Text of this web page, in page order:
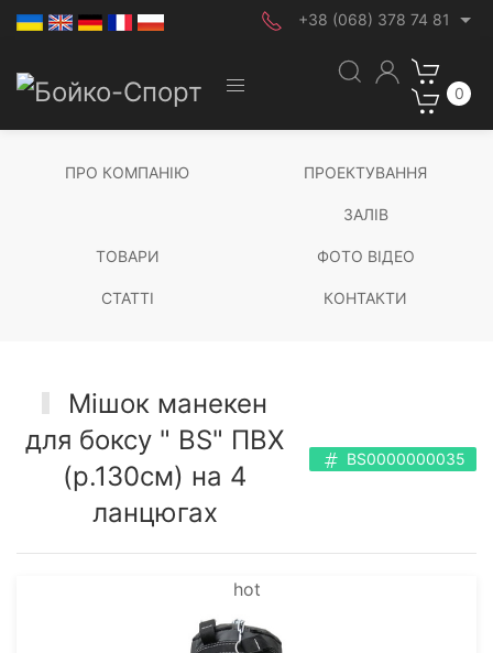
+38 (068) 378 74 81
0
ПРО КОМПАНІЮ ПРОЕКТУВАННЯ
ЗАЛІВ
ТОВАРИ ФОТО ВІДЕО
СТАТТІ КОНТАКТИ
Мішок манекен
для боксу " BS" ПВХ
(р.130см) на 4
ланцюгах
BS0000000035
hot